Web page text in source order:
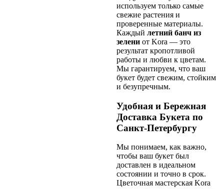
используем только самые
свежие растения и
проверенные материалы.
Каждый летний банч из
зелениот Kora — это
результат кропотливой
работы и любви к цветам.
Мы гарантируем, что ваш
букет будет свежим, стойким
и безупречным.
Удобная и Бережная
Доставка Букета по
Санкт-Петербургу
Мы понимаем, как важно,
чтобы ваш букет был
доставлен в идеальном
состоянии и точно в срок.
Цветочная мастерская Kora